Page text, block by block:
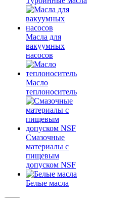
Масла для
вакуумных
насосов
Масло
теплоноситель
Смазочные
материалы с
пищевым
допуском NSF
Белые масла